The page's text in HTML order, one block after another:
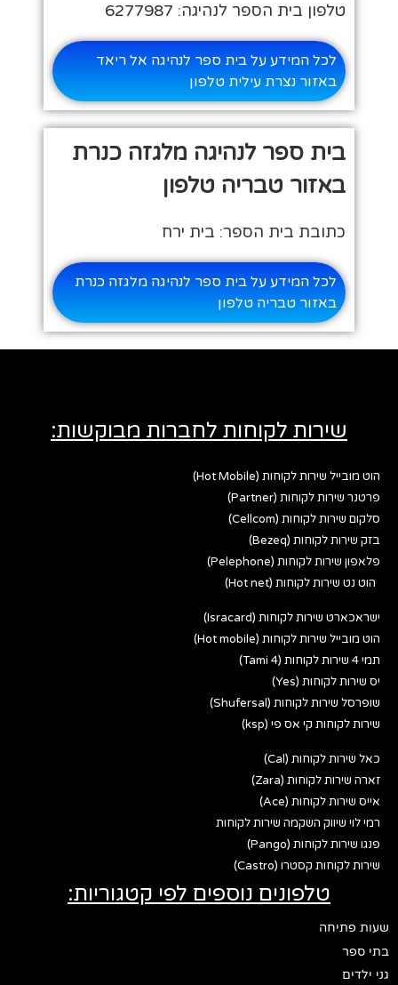
טלפון בית הספר לנהיגה: 6277987
לכל המידע על בית ספר לנהיגה אל ריאד
באזור נצרת עילית טלפון
בית ספר לנהיגה מלגזה כנרת
באזור טבריה טלפון
כתובת בית הספר: בית ירח
לכל המידע על בית ספר לנהיגה מלגזה כנרת
באזור טבריה טלפון
שירות לקוחות לחברות מבוקשות:
הוט מובייל שירות לקוחות (Hot Mobile)
פרטנר שירות לקוחות (Partner)
סלקום שירות לקוחות (Cellcom)
בזק שירות לקוחות (Bezeq)
פלאפון שירות לקוחות (Pelephone)
הוט נט שירות לקוחות (Hot net)
ישראכארט שירות לקוחות (Isracard)
הוט מובייל שירות לקוחות (Hot mobile)
תמי 4 שירות לקוחות (Tami 4)
יס שירות לקוחות (Yes)
שופרסל שירות לקוחות (Shufersal)
שירות לקוחות קי אס פי (ksp)
כאל שירות לקוחות (Cal)
זארה שירות לקוחות (Zara)
אייס שירות לקוחות (Ace)
רמי לוי שיווק השקמה שירות לקוחות
פנגו שירות לקוחות (Pango)
שירות לקוחות קסטרו (Castro)
טלפונים נוספים לפי קטגוריות:
שעות פתיחה
בתי ספר
גני ילדים